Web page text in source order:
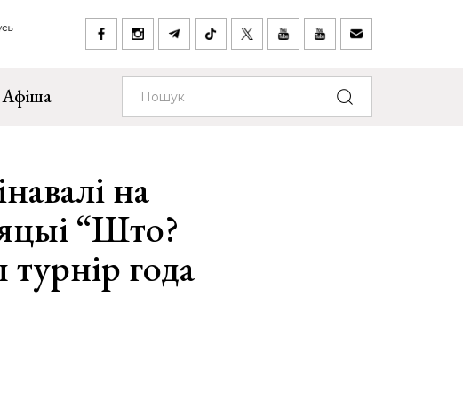
Афіша
на
“Што?
года